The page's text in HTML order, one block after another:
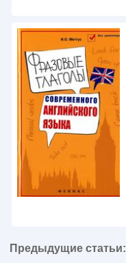
Предыдущие статьи: